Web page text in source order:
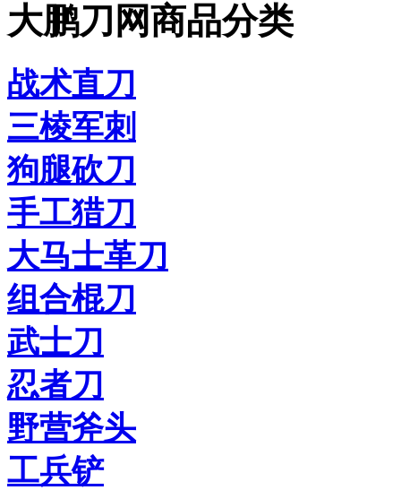
大鹏刀网商品分类
战术直刀
三棱军刺
狗腿砍刀
手工猎刀
大马士革刀
组合棍刀
武士刀
忍者刀
野营斧头
工兵铲